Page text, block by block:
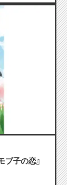
ブ子の恋』